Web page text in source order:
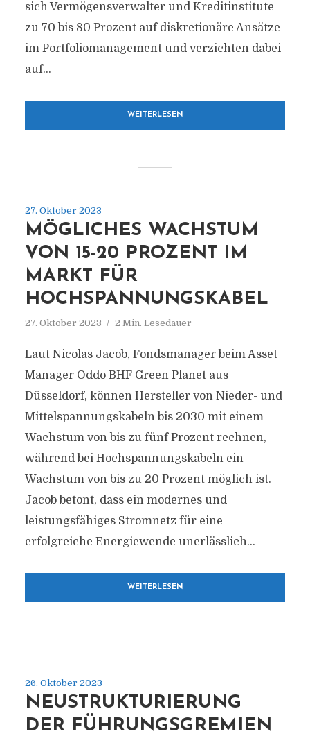
sich Vermögensverwalter und Kreditinstitute
zu 70 bis 80 Prozent auf diskretionäre Ansätze
im Portfoliomanagement und verzichten dabei
auf...
WEITERLESEN
27. Oktober 2023
MÖGLICHES WACHSTUM
VON 15-20 PROZENT IM
MARKT FÜR
HOCHSPANNUNGSKABEL
27. Oktober 2023 2 Min. Lesedauer
Laut Nicolas Jacob, Fondsmanager beim Asset
Manager Oddo BHF Green Planet aus
Düsseldorf, können Hersteller von Nieder- und
Mittelspannungskabeln bis 2030 mit einem
Wachstum von bis zu fünf Prozent rechnen,
während bei Hochspannungskabeln ein
Wachstum von bis zu 20 Prozent möglich ist.
Jacob betont, dass ein modernes und
leistungsfähiges Stromnetz für eine
erfolgreiche Energiewende unerlässlich...
WEITERLESEN
26. Oktober 2023
NEUSTRUKTURIERUNG
DER FÜHRUNGSGREMIEN